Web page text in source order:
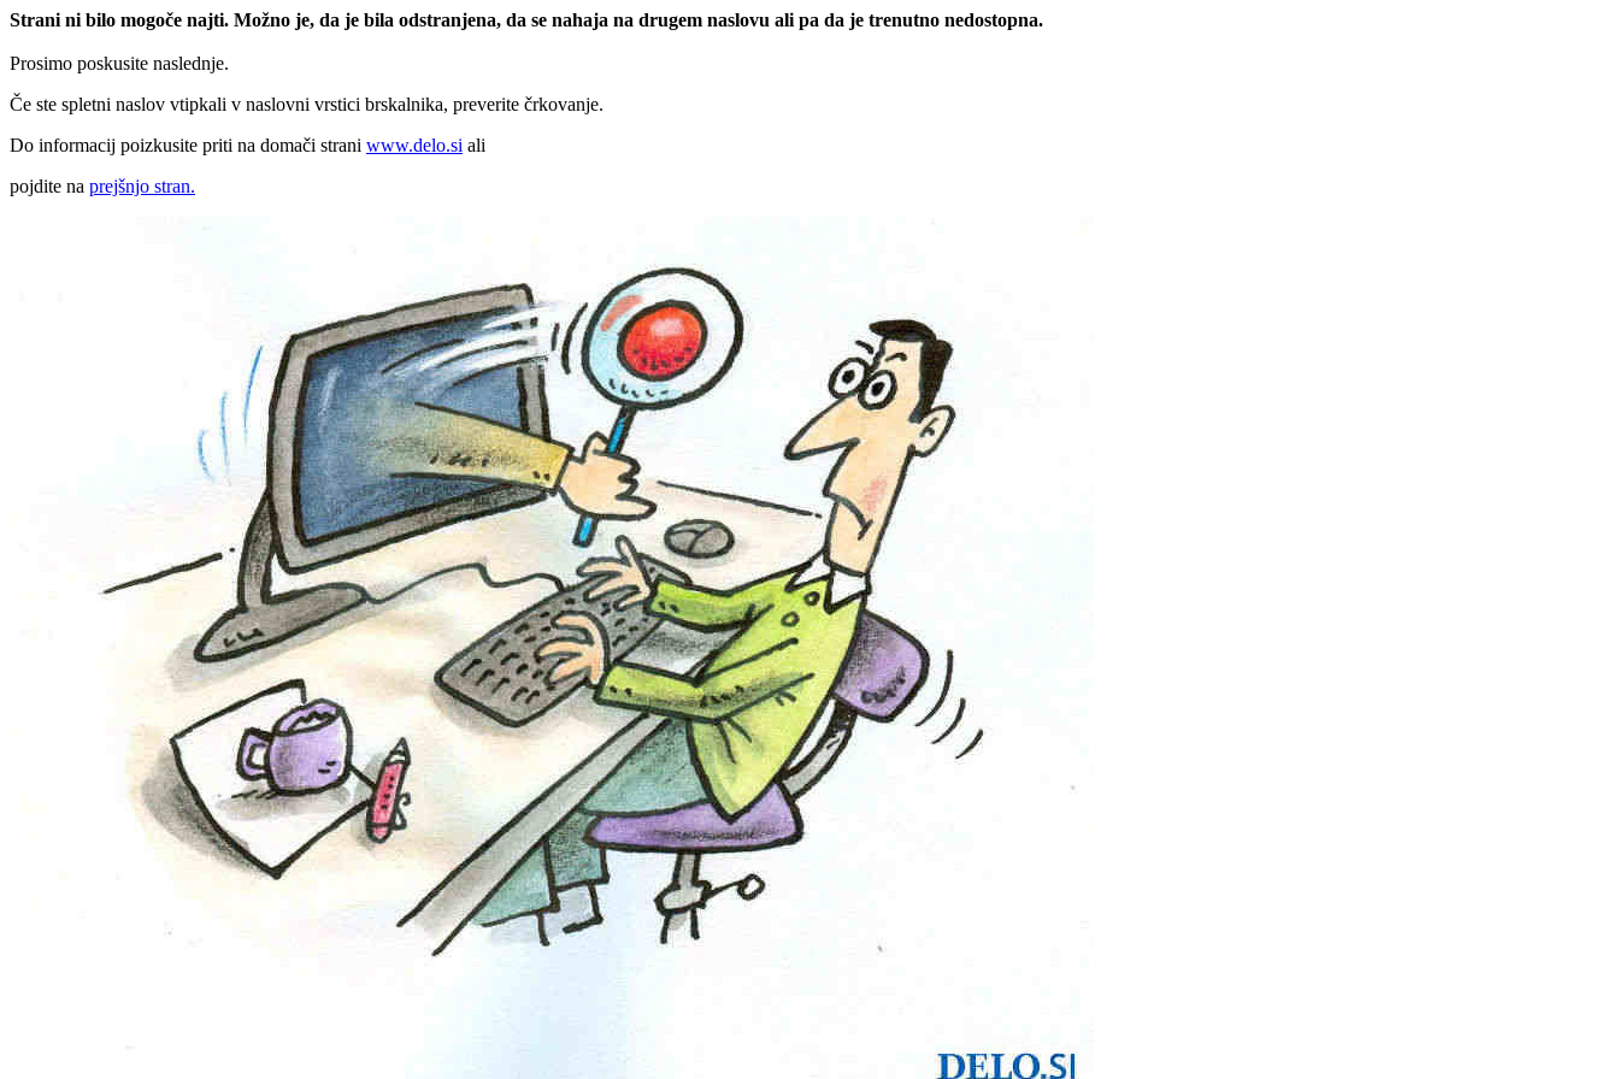
Strani ni bilo mogoče najti. Možno je, da je bila odstranjena, da se nahaja na drugem naslovu ali pa da je trenutno nedostopna.
Prosimo poskusite naslednje.
Če ste spletni naslov vtipkali v naslovni vrstici brskalnika, preverite črkovanje.
Do informacij poizkusite priti na domači strani www.delo.si ali
pojdite na prejšnjo stran.